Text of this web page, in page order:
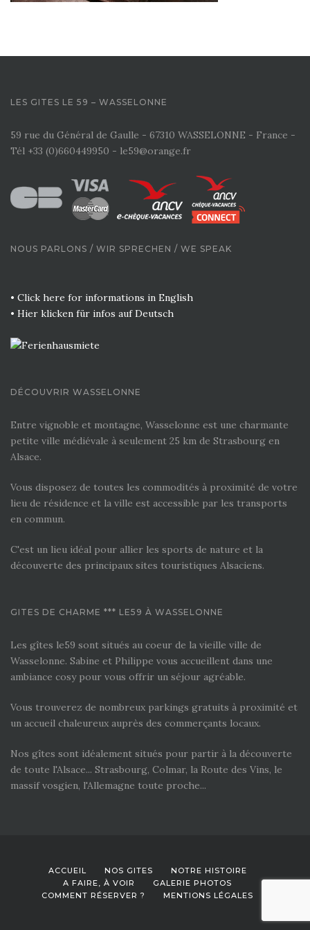
LES GITES LE 59 – WASSELONNE
59 rue du Général de Gaulle - 67310 WASSELONNE - France -
Tél +33 (0)660449950 - le59@orange.fr
NOUS PARLONS / WIR SPRECHEN / WE SPEAK
• Click here for informations in English
• Hier klicken für infos auf Deutsch
DÉCOUVRIR WASSELONNE
Entre vignoble et montagne, Wasselonne est une charmante
petite ville médiévale à seulement 25 km de Strasbourg en
Alsace.
Vous disposez de toutes les commodités à proximité de votre
lieu de résidence et la ville est accessible par les transports
en commun.
C'est un lieu idéal pour allier les sports de nature et la
découverte des principaux sites touristiques Alsaciens.
GITES DE CHARME *** LE59 À WASSELONNE
Les gîtes le59 sont situés au coeur de la vieille ville de
Wasselonne. Sabine et Philippe vous accueillent dans une
ambiance cosy pour vous offrir un séjour agréable.
Vous trouverez de nombreux parkings gratuits à proximité et
un accueil chaleureux auprès des commerçants locaux.
Nos gîtes sont idéalement situés pour partir à la découverte
de toute l'Alsace... Strasbourg, Colmar, la Route des Vins, le
massif vosgien, l'Allemagne toute proche...
ACCUEIL NOS GITES
NOTRE HISTOIRE
A FAIRE, À VOIR
GALERIE PHOTOS
COMMENT RÉSERVER ?
MENTIONS LÉGALES